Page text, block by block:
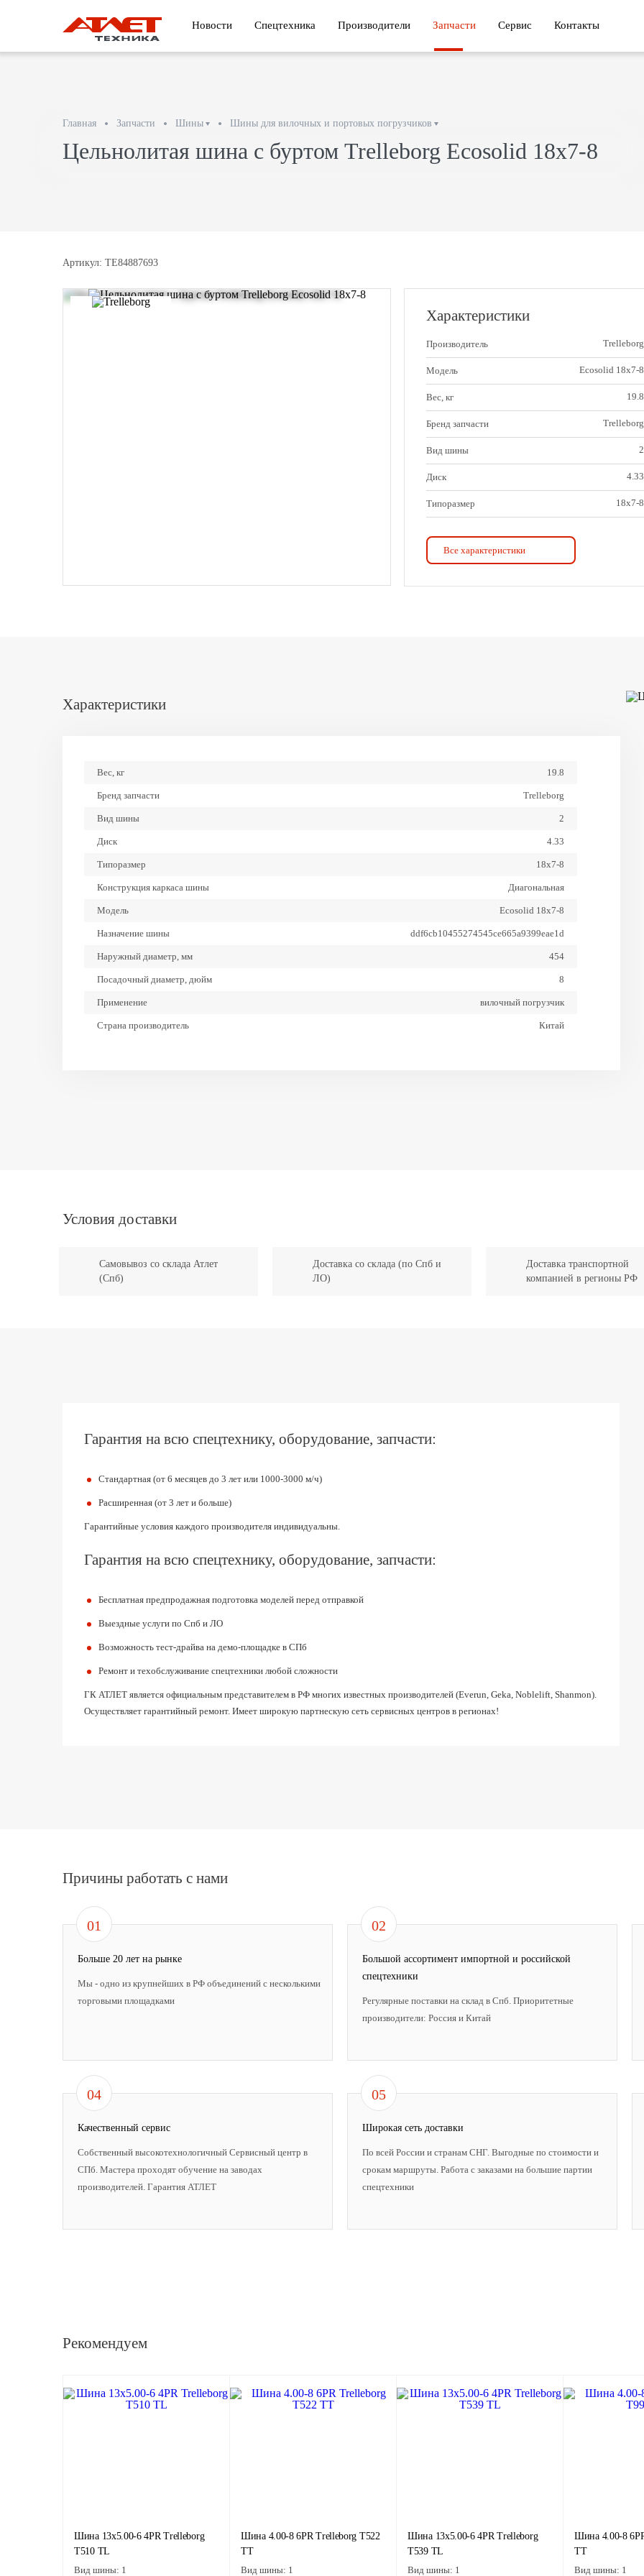
Новости Спецтехника Производители Запчасти Сервис Контакты
Главная Запчасти Шины Шины для вилочных и портовых погрузчиков
Цельнолитая шина с буртом Trelleborg Ecosolid 18x7-8
Артикул: TE84887693
Характеристики
Производитель Trelleborg
Модель Ecosolid 18x7-8
Вес, кг 19.8
Бренд запчасти Trelleborg
Вид шины 2
Диск 4.33
Типоразмер 18х7-8
Модель
Назначение шины
Китай
Все характеристики
Характеристики
Вес, кг 19.8
Бренд запчасти Trelleborg
Вид шины 2
Диск 4.33
Типоразмер 18х7-8
Конструкция каркаса шины Диагональная
Модель Ecosolid 18x7-8
Назначение шины ddf6cb10455274545ce665a9399eae1d
Наружный диаметр, мм 454
Посадочный диаметр, дюйм 8
Применение вилочный погрузчик
Страна производитель Китай
Условия доставки
Самовывоз со склада Атлет
(Спб)
Доставка со склада (по Спб и
ЛО)
Доставка транспортной
компанией в регионы РФ
Гарантия на всю спецтехнику, оборудование, запчасти:
Стандартная (от 6 месяцев до 3 лет или 1000-3000 м/ч)
Расширенная (от 3 лет и больше)
Гарантийные условия каждого производителя индивидуальны.
Гарантия на всю спецтехнику, оборудование, запчасти:
Бесплатная предпродажная подготовка моделей перед отправкой
Выездные услуги по Спб и ЛО
Возможность тест-драйва на демо-площадке в СПб
Ремонт и техобслуживание спецтехники любой сложности
ГК АТЛЕТ является официальным представителем в РФ многих известных производителей (Everun, Geka, Noblelift, Shanmon).
Осуществляет гарантийный ремонт. Имеет широкую партнескую сеть сервисных центров в регионах!
Причины работать с нами
01
Больше 20 лет на рынке
Мы - одно из крупнейших в РФ объединений с несколькими
торговыми площадками
02
Большой ассортимент импортной и российской
спецтехники
Регулярные поставки на склад в Спб. Приоритетные
производители: Россия и Китай
04
Качественный сервис
Собственный высокотехнологичный Сервисный центр в
СПб. Мастера проходят обучение на заводах
производителей. Гарантия АТЛЕТ
05
Широкая сеть доставки
По всей России и странам СНГ. Выгодные по стоимости и
срокам маршруты. Работа с заказами на большие партии
спецтехники
Рекомендуем
Шина 13x5.00-6 4PR Trelleborg
T510 TL
Вид шины: 1
Шина 4.00-8 6PR Trelleborg T522
TT
Вид шины: 1
Шина 13x5.00-6 4PR Trelleborg
T539 TL
Вид шины: 1
Шина 4.00-8
TT
Вид шины: 1